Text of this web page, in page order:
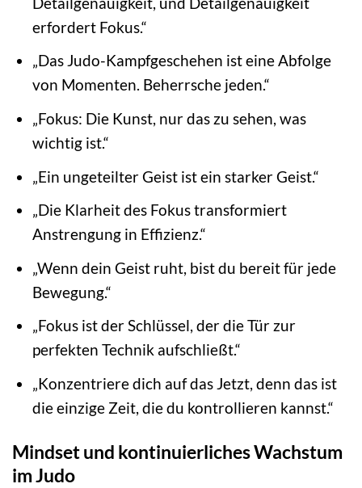
erfordert Fokus.“
„Das Judo-Kampfgeschehen ist eine Abfolge
von Momenten. Beherrsche jeden.“
„Fokus: Die Kunst, nur das zu sehen, was
wichtig ist.“
„Ein ungeteilter Geist ist ein starker Geist.“
„Die Klarheit des Fokus transformiert
Anstrengung in Effizienz.“
„Wenn dein Geist ruht, bist du bereit für jede
Bewegung.“
„Fokus ist der Schlüssel, der die Tür zur
perfekten Technik aufschließt.“
„Konzentriere dich auf das Jetzt, denn das ist
die einzige Zeit, die du kontrollieren kannst.“
Mindset und kontinuierliches Wachstum
im Judo